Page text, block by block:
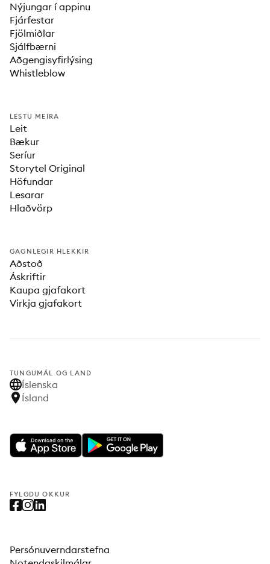
Nýjungar í appinu
Fjárfestar
Fjölmiðlar
Sjálfbærni
Aðgengisyfirlýsing
Whistleblow
LESTU MEIRA
Leit
Bækur
Seríur
Storytel Original
Höfundar
Lesarar
Hlaðvörp
GAGNLEGIR HLEKKIR
Aðstoð
Áskriftir
Kaupa gjafakort
Virkja gjafakort
TUNGUMÁL OG LAND
Íslenska
Ísland
FYLGDU OKKUR
Persónuverndarstefna